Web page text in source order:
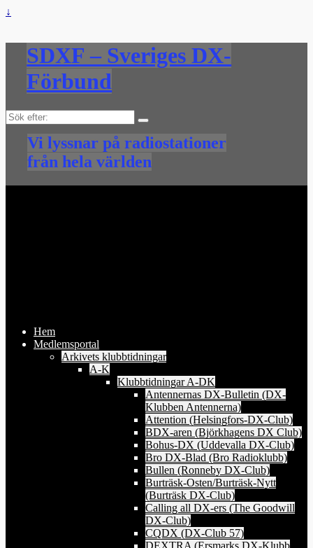
↓
SDXF – Sveriges DX-
Förbund
Sök
efter:
Vi lyssnar på radiostationer
från hela världen
Hem
Medlemsportal
Arkivets klubbtidningar
A-K
Klubbtidningar A-DK
Antennernas DX-Bulletin (DX-
Klubben Antennerna)
Attention (Helsingfors-DX-Club)
BDX-aren (Björkhagens DX Club)
Bohus-DX (Uddevalla DX-Club)
Bro DX-Blad (Bro Radioklubb)
Bullen (Ronneby DX-Club)
Burträsk-Osten/Burträsk-Nytt
(Burträsk DX-Club)
Calling all DX-ers (The Goodwill
DX-Club)
CQDX (DX-Club 57)
DEXTRA (Ersmarks DX-Klubb